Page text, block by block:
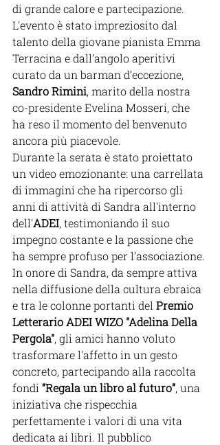
di grande calore e partecipazione.
L'evento è stato impreziosito dal
talento della giovane pianista Emma
Terracina e dall’angolo aperitivi
curato da un barman d’eccezione,
Sandro Rimini, marito della nostra
co-presidente Evelina Mosseri, che
ha reso il momento del benvenuto
ancora più piacevole.
Durante la serata è stato proiettato
un video emozionante: una carrellata
di immagini che ha ripercorso gli
anni di attività di Sandra all'interno
dell'ADEI, testimoniando il suo
impegno costante e la passione che
ha sempre profuso per l’associazione.
In onore di Sandra, da sempre attiva
nella diffusione della cultura ebraica
e tra le colonne portanti del Premio
Letterario ADEI WIZO "Adelina Della
Pergola", gli amici hanno voluto
trasformare l'affetto in un gesto
concreto, partecipando alla raccolta
fondi “Regala un libro al futuro”, una
iniziativa che rispecchia
perfettamente i valori di una vita
dedicata ai libri. Il pubblico